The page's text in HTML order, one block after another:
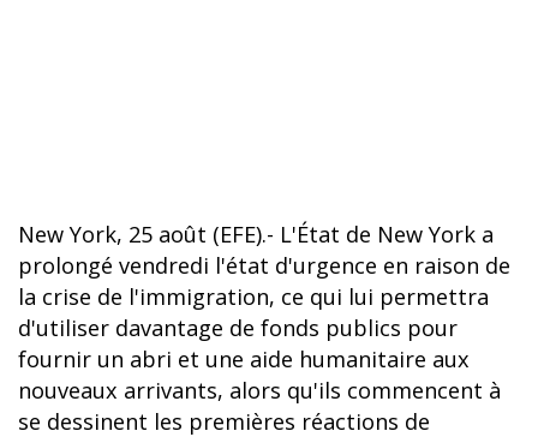
New York, 25 août (EFE).- L'État de New York a
prolongé vendredi l'état d'urgence en raison de
la crise de l'immigration, ce qui lui permettra
d'utiliser davantage de fonds publics pour
fournir un abri et une aide humanitaire aux
nouveaux arrivants, alors qu'ils commencent à
se dessinent les premières réactions de